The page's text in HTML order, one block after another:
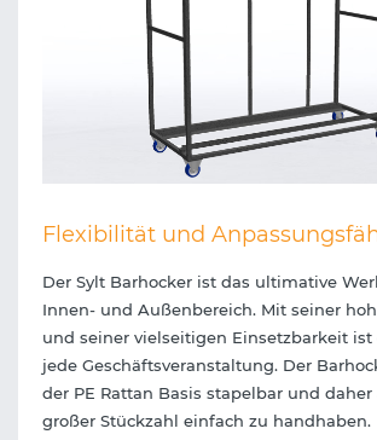
Flexibilität und
Der Sylt Barhocker ist das ultimative
Innen- und Außenbereich. Mit seiner
und seiner vielseitigen Einsetzbarkeit
jede Geschäftsveranstaltung. Der
der PE Rattan Basis stapelbar und daher
großer Stückzahl einfach zu handhaben.